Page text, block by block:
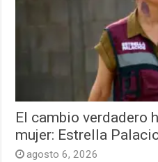
El cambio verdadero
mujer: Estrella
agosto 6, 2026